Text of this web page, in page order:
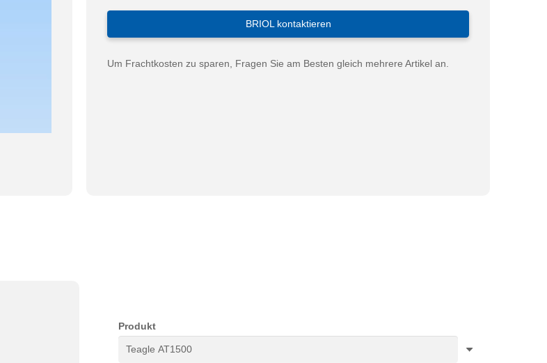
BRIOL kontaktieren
Um Frachtkosten zu sparen, Fragen Sie am Besten gleich mehrere Artikel an.
Produkt